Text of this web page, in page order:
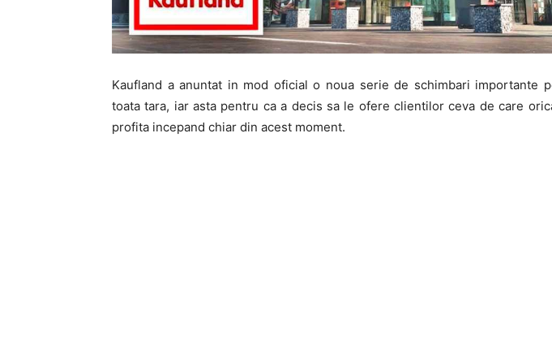
Kaufland a anuntat in mod oficial o noua serie de schimbari importante
toata tara, iar asta pentru ca a decis sa le ofere clientilor ceva de care
profita incepand chiar din acest moment.